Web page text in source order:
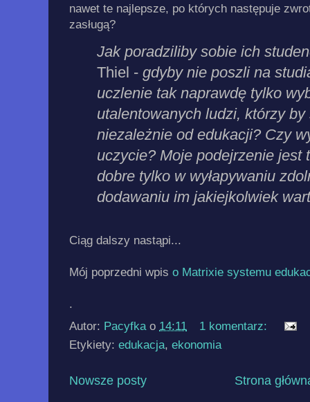
nawet te najlepsze, po których następuje
zasługą?
Jak poradziliby sobie ich
Thiel - gdyby nie poszli na
uczlenie tak naprawdę tylko
utalentowanych ludzi, którzy
niezależnie od edukacji? Czy
uczycie? Moje podejrzenie jest
dobre tylko w wyłapywaniu
dodawaniu im jakiejkolwiek
Ciąg dalszy nastąpi...
Mój poprzedni wpis o Matrixie systemu
.
Autor: Pacyfka o 14:11
1 komentarz:
Etykiety: edukacja, ekonomia
Nowsze posty Strona